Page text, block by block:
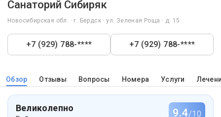
Санаторий Сибиряк
Новосибирская обл. · г. Бердск · ул. Зеленая Роща · д. 15
+7 (929) 788-**** +7 (929) 788-****
Обзор Отзывы Вопросы Номера Услуги
Великолепно 9.4/10